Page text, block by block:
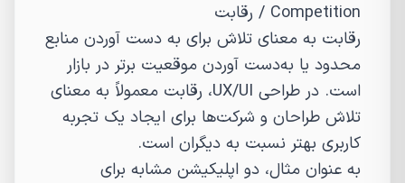
Competition
/ رقابت
رقابت به معنای تلاش برای به دست آوردن منابع
محدود یا به‌دست آوردن موقعیت برتر در بازار
است. در طراحی UX/UI، رقابت معمولاً به معنای
تلاش طراحان و شرکت‌ها برای ایجاد یک تجربه
کاربری بهتر نسبت به دیگران است.
به عنوان مثال، دو اپلیکیشن مشابه برای